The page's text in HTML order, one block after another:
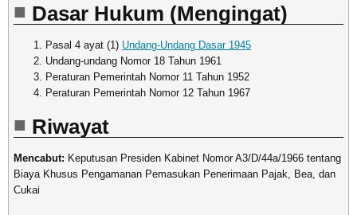
Dasar Hukum (Mengingat)
Pasal 4 ayat (1) Undang-Undang Dasar 1945
Undang-undang Nomor 18 Tahun 1961
Peraturan Pemerintah Nomor 11 Tahun 1952
Peraturan Pemerintah Nomor 12 Tahun 1967
Riwayat
Mencabut: Keputusan Presiden Kabinet Nomor A3/D/44a/1966 tentang
Biaya Khusus Pengamanan Pemasukan Penerimaan Pajak, Bea, dan
Cukai